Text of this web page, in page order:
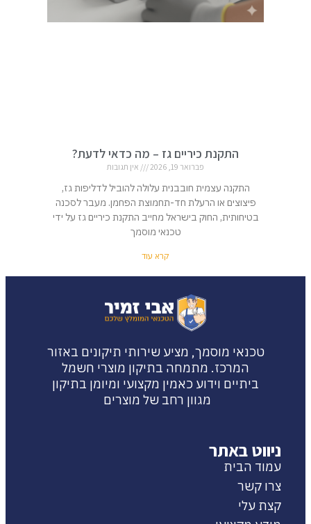
התקנת כיריים גז – מה כדאי לדעת?
פברואר 19, 2026 אין תגובות
התקנה עצמית חובבנית עלולה להוביל לדליפות גז,
פיצוצים או הרעלת חד-תחמוצת הפחמן. מעבר לסכנה
בטיחותית, החוק בישראל מחייב התקנת כיריים גז על ידי
טכנאי מוסמך
קרא עוד
טכנאי מוסמך, מציע שירותי תיקונים באזור
המרכז. מתמחה בתיקון מוצרי חשמל
ביתיים וידוע כאמין מקצועי ומיומן בתיקון
מגוון רחב של מוצרים
ניווט באתר
עמוד הבית
צרו קשר
קצת עלי